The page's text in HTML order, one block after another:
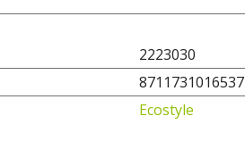
2223030
8711731016537
Ecostyle